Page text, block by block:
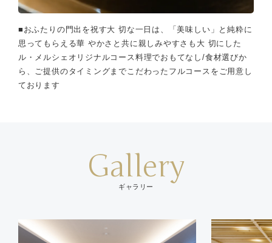
■おふたりの門出を祝す大 切な一日は、「美味しい」と純粋に
思ってもらえる華 やかさと共に親しみやすさも大 切にした
ル・メルシェオリジナルコース料理でおもてなし/食材選びか
ら、ご提供のタイミングまでこだわったフルコースをご用意し
ております
Gallery
ギャラリー